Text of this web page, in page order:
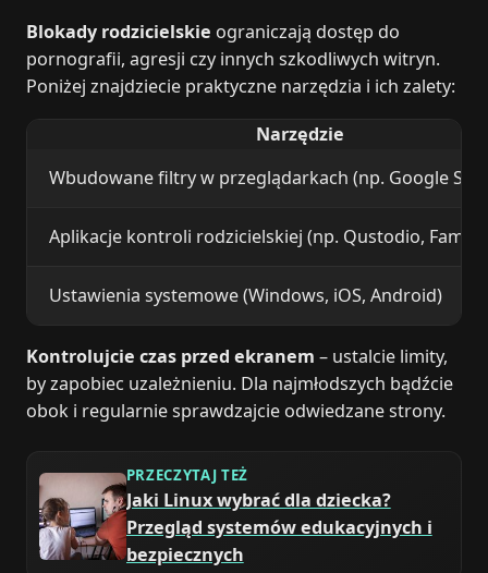
Blokady rodzicielskie ograniczają dostęp do
pornografii, agresji czy innych szkodliwych witryn.
Poniżej znajdziecie praktyczne narzędzia i ich zalety:
Narzędzie
Wbudowane filtry w przeglądarkach (np. Google
Aplikacje kontroli rodzicielskiej (np. Qustodio, Family
Ustawienia systemowe (Windows, iOS, Android)
Kontrolujcie czas przed ekranem – ustalcie limity,
by zapobiec uzależnieniu. Dla najmłodszych bądźcie
obok i regularnie sprawdzajcie odwiedzane strony.
PRZECZYTAJ TEŻ
Jaki Linux wybrać dla dziecka?
Przegląd systemów edukacyjnych i
bezpiecznych